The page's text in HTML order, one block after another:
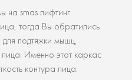
на smas лифтинг
тогда Вы обратились
подтяжки мышц,
Именно этот каркас
контура лица.